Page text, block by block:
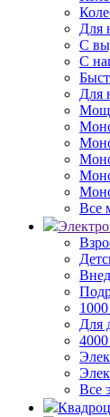
Для
С
С
Для
Все
Для
Все